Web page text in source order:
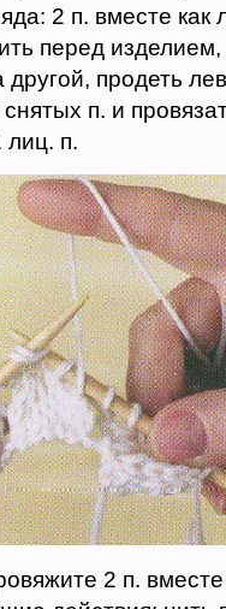
2 п. вместе как
перед изделием,
продеть
п. и
п.
2 п.